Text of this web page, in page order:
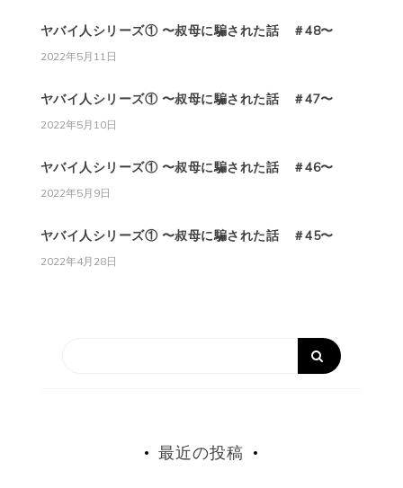
ヤバイ人シリーズ① 〜叔母に騙された話 ＃48〜
2022年5月11日
ヤバイ人シリーズ① 〜叔母に騙された話 ＃47〜
2022年5月10日
ヤバイ人シリーズ① 〜叔母に騙された話 ＃46〜
2022年5月9日
ヤバイ人シリーズ① 〜叔母に騙された話 ＃45〜
2022年4月28日
最近の投稿